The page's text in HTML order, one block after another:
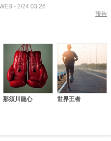
が並ぶ歴代の王者超え
- 2/24 03:26
報告
那須川龍心 世界王者